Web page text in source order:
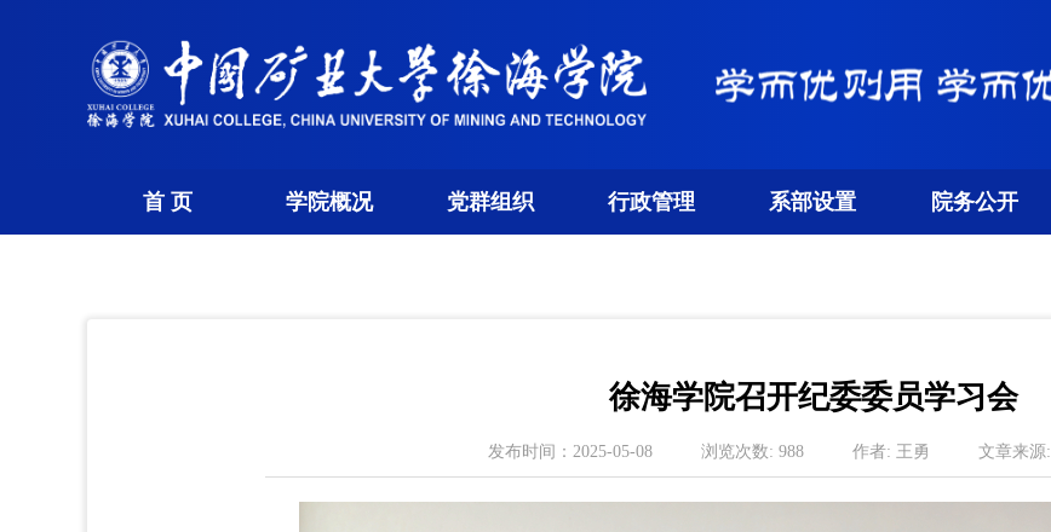
首 页 学院概况 党群组织 行政管理 系部设置 院务公开
徐海学院召开纪委委员学习会
发布时间： 2025-05-08 浏览次数: 988 作者: 王勇 文章来源: